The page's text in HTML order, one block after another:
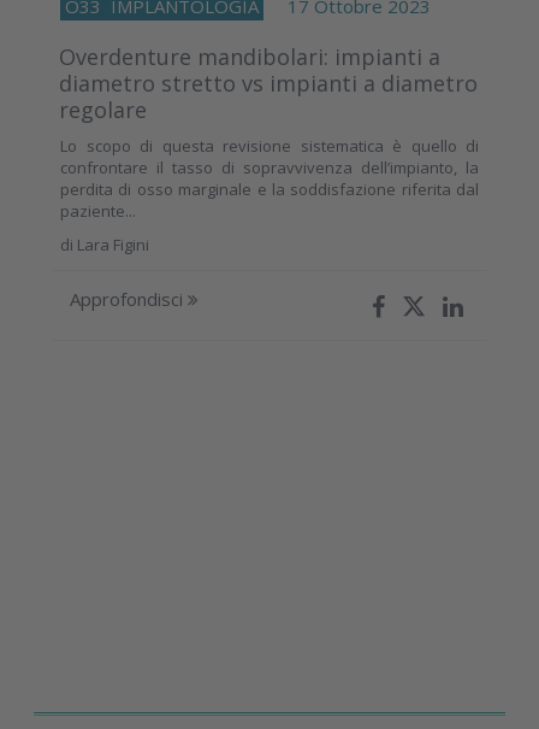
O33 IMPLANTOLOGIA 17 Ottobre 2023
Overdenture mandibolari: impianti a
diametro stretto vs impianti a diametro
regolare
Lo scopo di questa revisione sistematica è quello di
confrontare il tasso di sopravvivenza dell’impianto, la
perdita di osso marginale e la soddisfazione riferita dal
paziente...
di Lara Figini
Approfondisci